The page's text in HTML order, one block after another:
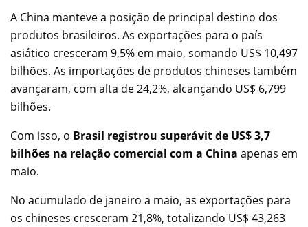
A China manteve a posição de principal destino dos
produtos brasileiros. As exportações para o país
asiático cresceram 9,5% em maio, somando US$ 10,497
bilhões. As importações de produtos chineses também
avançaram, com alta de 24,2%, alcançando US$ 6,799
bilhões.
Com isso, o Brasil registrou superávit de US$ 3,7
bilhões na relação comercial com a China apenas em
maio.
No acumulado de janeiro a maio, as exportações para
os chineses cresceram 21,8%, totalizando US$ 43,263